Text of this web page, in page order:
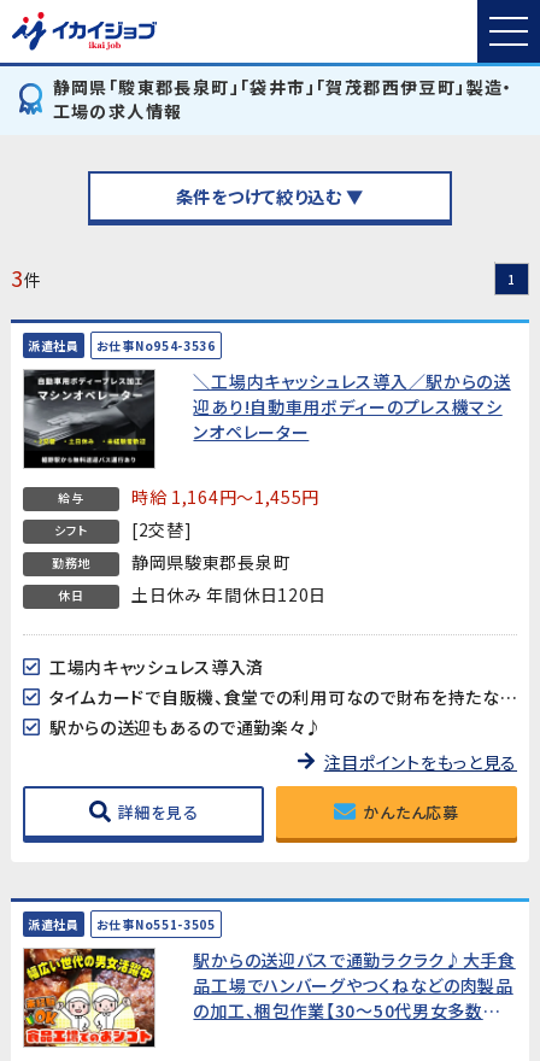
静岡県「駿東郡長泉町」「袋井市」「賀茂郡西伊豆町」製造・
工場の求人情報
条件をつけて絞り込む ▼
3件 1
派遣社員 お仕事No954-3536
＼工場内キャッシュレス導入／駅からの送
迎あり!自動車用ボディーのプレス機マシ
ンオペレーター
給与 時給 1,164円～1,455円
シフト [2交替]
勤務地 静岡県駿東郡長泉町
休日 土日休み 年間休日120日
工場内キャッシュレス導入済
タイムカードで自販機、食堂での利用可なので財布を持たなくても支払い可能
駅からの送迎もあるので通勤楽々♪
注目ポイントをもっと見る
詳細を見る かんたん応募
派遣社員 お仕事No551-3505
駅からの送迎バスで通勤ラクラク♪大手食
品工場でハンバーグやつくねなどの肉製品
の加工、梱包作業【30～50代男女多数活